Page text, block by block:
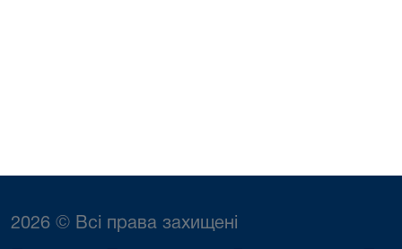
2026 © Всі права захищені